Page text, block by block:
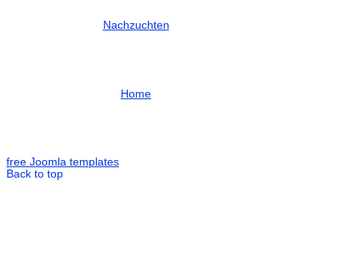
Nachzuchten
Home
free Joomla templates
Back to top